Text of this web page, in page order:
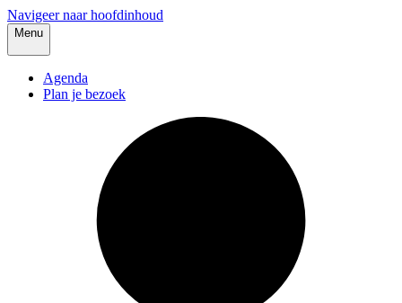
Navigeer naar hoofdinhoud
Menu
Agenda
Plan je bezoek